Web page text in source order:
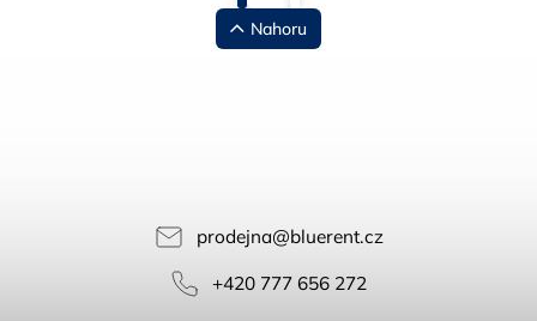
Nahoru
prodejna@bluerent.cz
+420 777 656 272